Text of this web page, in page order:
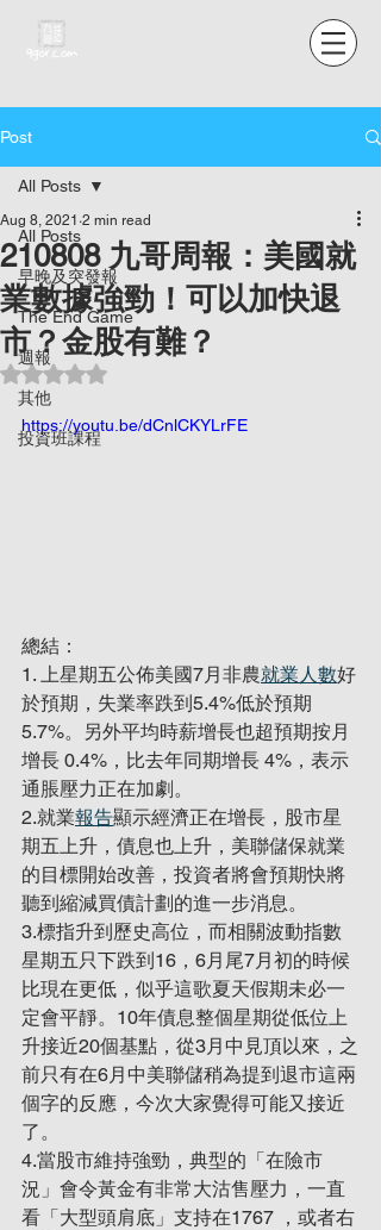
Post
All Posts
早晚及突發報
The End Game
週報
其他
投資班課程
All Posts
210808 九哥周報：美國就
業數據強勁！可以加快退
市？金股有難？
Aug 8, 2021 2 min read
Rated NaN out of 5 stars.
https://youtu.be/dCnlCKYLrFE
總結：
1. 上星期五公佈美國7月非農就業人數好
於預期，失業率跌到5.4%低於預期
5.7%。另外平均時薪增長也超預期按月
增長 0.4%，比去年同期增長 4%，表示
通脹壓力正在加劇。
2.就業報告顯示經濟正在增長，股市星
期五上升，債息也上升，美聯儲保就業
的目標開始改善，投資者將會預期快將
聽到縮減買債計劃的進一步消息。
3.標指升到歷史高位，而相關波動指數
星期五只下跌到16，6月尾7月初的時候
比現在更低，似乎這歌夏天假期未必一
定會平靜。10年債息整個星期從低位上
升接近20個基點，從3月中見頂以來，之
前只有在6月中美聯儲稍為提到退市這兩
個字的反應，今次大家覺得可能又接近
了。
4.當股市維持強勁，典型的「在險市
況」會令黃金有非常大沽售壓力，一直
看「大型頭肩底」支持在1767 ，或者右